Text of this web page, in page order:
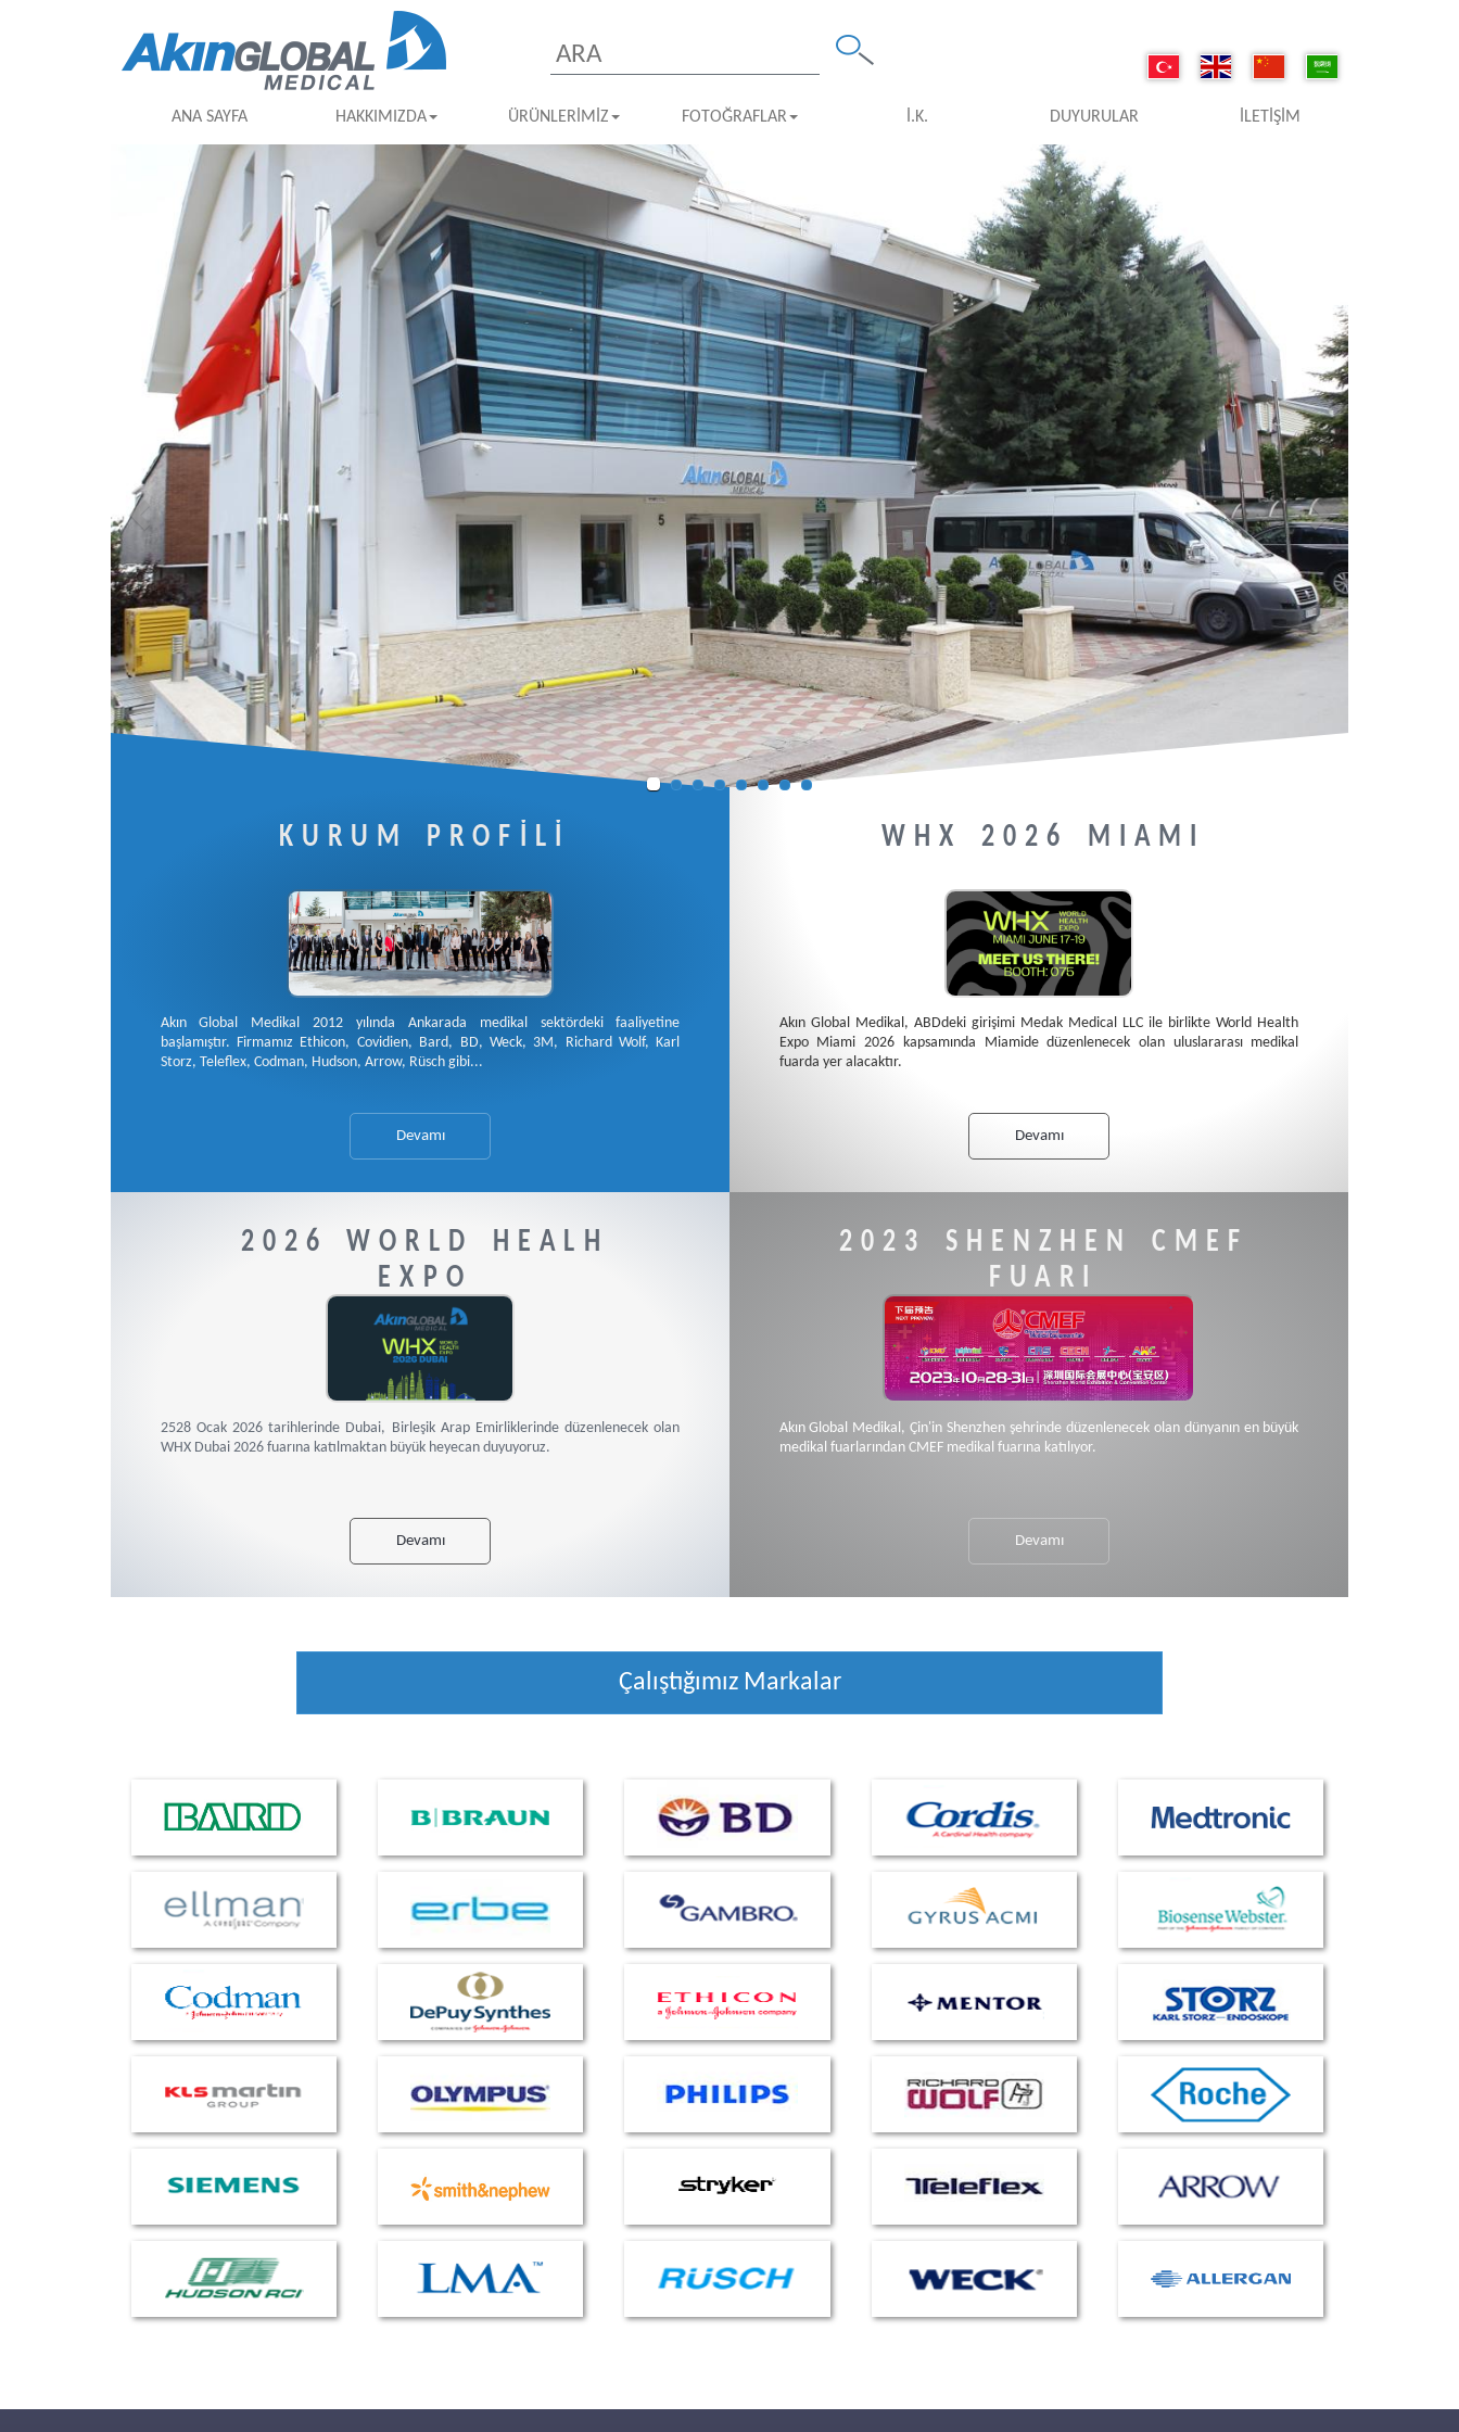
ANA SAYFA HAKKIMIZDA ÜRÜNLERIMIZ FOTOĞRAFLAR İ.K. DUYURULAR İLETIŞIM
Previous
KURUM PROFİLİ
Akın Global Medikal 2012 yılında Ankarada medikal sektördeki faaliyetine
başlamıştır. Firmamız Ethicon, Covidien, Bard, BD, Weck, 3M, Richard Wolf, Karl
Storz, Teleflex, Codman, Hudson, Arrow, Rüsch gibi...
Devamı
WHX 2026 MIAMI
Akın Global Medikal, ABDdeki girişimi Medak Medical LLC ile birlikte World Health
Expo Miami 2026 kapsamında Miamide düzenlenecek olan uluslararası medikal
fuarda yer alacaktır.
Devamı
2026 WORLD HEALH
EXPO
2528 Ocak 2026 tarihlerinde Dubai, Birleşik Arap Emirliklerinde düzenlenecek olan
WHX Dubai 2026 fuarına katılmaktan büyük heyecan duyuyoruz.
Devamı
2023 SHENZHEN CMEF
FUARI
Akın Global Medikal, Çin'in Shenzhen şehrinde düzenlenecek olan dünyanın en büyük
medikal fuarlarından CMEF medikal fuarına katılıyor.
Devamı
Çalıştığımız Markalar